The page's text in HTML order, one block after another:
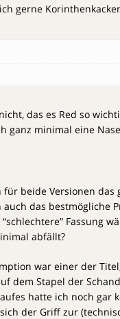
gerne Korinthenkacker
das es Red so
ganz minimal eine
für beide Versionen das
auch das bestmögliche
Fassung
abfällt?
war einer der
dem Stapel der
hatte ich noch gar
der Griff zur